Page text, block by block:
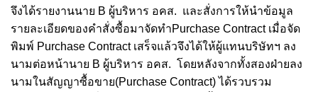
จึงได้รายงานนาย B ผู้บริหาร อคส. และสั่งการให้นำข้อมูล
รายละเอียดของคำสั่งซื้อมาจัดทำPurchase Contract เมื่อจัด
พิมพ์ Purchase Contract เสร็จแล้วจึงได้ให้ผู้แทนบริษัทฯ ลง
นามต่อหน้านาย B ผู้บริหาร อคส. โดยหลังจากทั้งสองฝ่ายลง
นามในสัญญาซื้อขาย(Purchase Contract) ได้รวบรวม